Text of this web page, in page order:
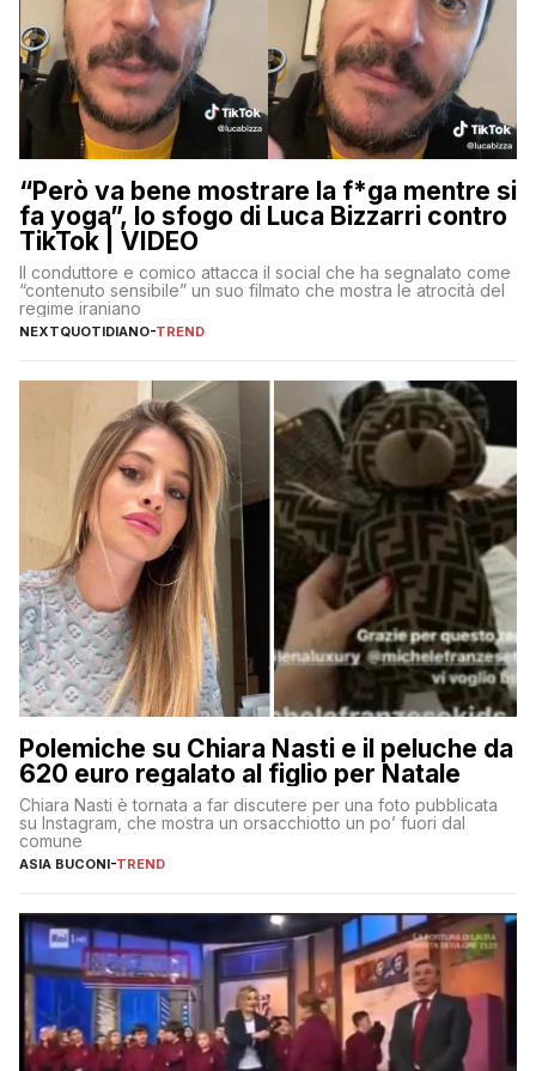
“Però va bene mostrare la f*ga mentre si
fa yoga”, lo sfogo di Luca Bizzarri contro
TikTok | VIDEO
Il conduttore e comico attacca il social che ha segnalato come
“contenuto sensibile” un suo filmato che mostra le atrocità del
regime iraniano
NEXTQUOTIDIANO-TREND
Polemiche su Chiara Nasti e il peluche da
620 euro regalato al figlio per Natale
Chiara Nasti è tornata a far discutere per una foto pubblicata
su Instagram, che mostra un orsacchiotto un po’ fuori dal
comune
ASIA BUCONI-TREND